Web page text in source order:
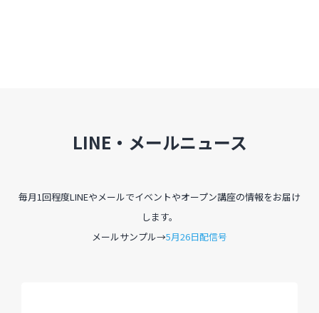
LINE・メールニュース
毎月1回程度LINEやメールでイベントやオープン講座の情報をお届け
します。
メールサンプル→5月26日配信号